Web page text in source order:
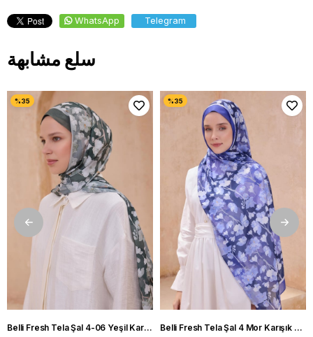
WhatsApp Telegram
سلع مشابهة
Belli Fresh Tela Şal 4-06 Yeşil Karışık Desen 49711
Belli Fresh Tela Şal 4 Mor Karışık Desen 49706